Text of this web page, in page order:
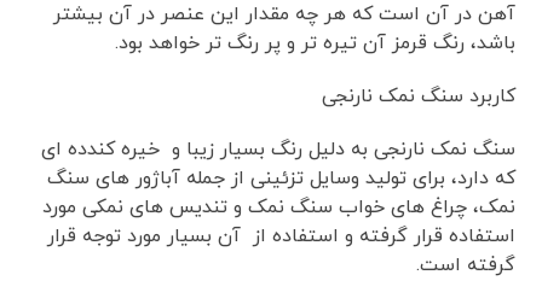
آهن در آن است که هر چه مقدار این عنصر در آن بیشتر
باشد، رنگ قرمز آن تیره تر و پر رنگ تر خواهد بود.
کاربرد سنگ نمک نارنجی
سنگ نمک نارنجی به دلیل رنگ بسیار زیبا و خیره کندده ای
که دارد، برای تولید وسایل تزئینی از جمله آباژور های سنگ
نمک، چراغ های خواب سنگ نمک و تندیس های نمکی مورد
استفاده قرار گرفته و استفاده از آن بسیار مورد توجه قرار
گرفته است.